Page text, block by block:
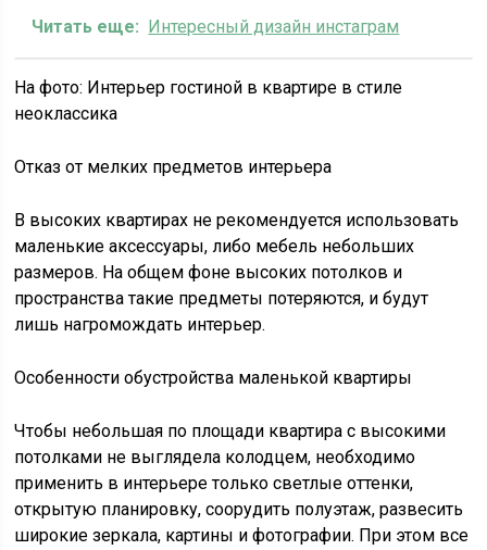
Читать еще: Интересный дизайн инстаграм
На фото: Интерьер гостиной в квартире в стиле
неоклассика
Отказ от мелких предметов интерьера
В высоких квартирах не рекомендуется использовать
маленькие аксессуары, либо мебель небольших
размеров. На общем фоне высоких потолков и
пространства такие предметы потеряются, и будут
лишь нагромождать интерьер.
Особенности обустройства маленькой квартиры
Чтобы небольшая по площади квартира с высокими
потолками не выглядела колодцем, необходимо
применить в интерьере только светлые оттенки,
открытую планировку, соорудить полуэтаж, развесить
широкие зеркала, картины и фотографии. При этом все